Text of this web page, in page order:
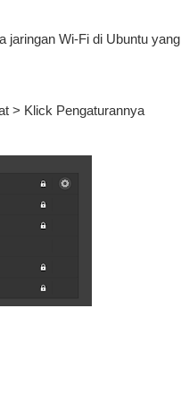
jaringan Wi-Fi di Ubuntu yang
> Klick Pengaturannya